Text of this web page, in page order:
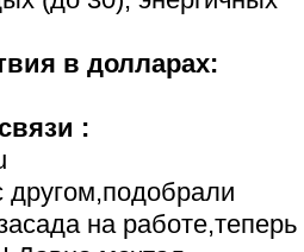
в долларах:
:
другом,подобрали
на работе,теперь